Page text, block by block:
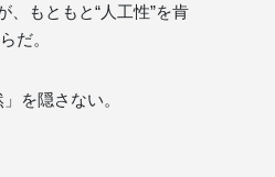
、もともと“人工性”を肯
だ。
を隠さない。